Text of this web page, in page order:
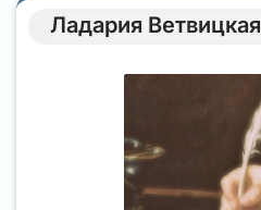
Ладария Ветвицкая